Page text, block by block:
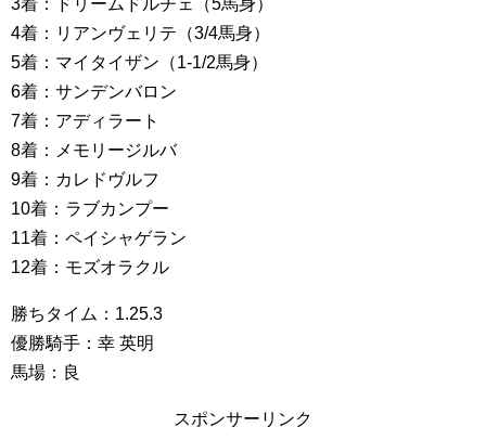
3着：ドリームドルチェ（5馬身）
4着：リアンヴェリテ（3/4馬身）
5着：マイタイザン（1-1/2馬身）
6着：サンデンバロン
7着：アディラート
8着：メモリージルバ
9着：カレドヴルフ
10着：ラブカンプー
11着：ペイシャゲラン
12着：モズオラクル
勝ちタイム：1.25.3
優勝騎手：幸 英明
馬場：良
スポンサーリンク